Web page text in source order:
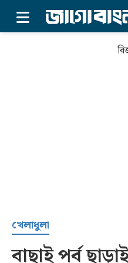
সর্বশেষ
খেলাধুলা
বাছাই পর্ব